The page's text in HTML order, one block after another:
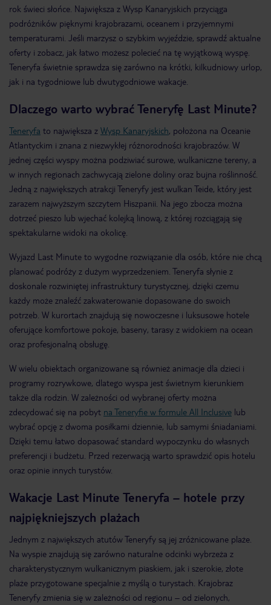
rok świeci słońce. Największa z Wysp Kanaryjskich przyciąga
podróżników pięknymi krajobrazami, oceanem i przyjemnymi
temperaturami. Jeśli marzysz o szybkim wyjeździe, sprawdź aktualne
oferty i zobacz, jak łatwo możesz polecieć na tę wyjątkową wyspę.
Teneryfa świetnie sprawdza się zarówno na krótki, kilkudniowy urlop,
jak i na tygodniowe lub dwutygodniowe wakacje.
Dlaczego warto wybrać Teneryfę Last Minute?
Teneryfa to największa z Wysp Kanaryjskich, położona na Oceanie
Atlantyckim i znana z niezwykłej różnorodności krajobrazów. W
jednej części wyspy można podziwiać surowe, wulkaniczne tereny, a
w innych regionach zachwycają zielone doliny oraz bujna roślinność.
Jedną z największych atrakcji Teneryfy jest wulkan Teide, który jest
zarazem najwyższym szczytem Hiszpanii. Na jego zbocza można
dotrzeć pieszo lub wjechać kolejką linową, z której rozciągają się
spektakularne widoki na okolicę.
Wyjazd Last Minute to wygodne rozwiązanie dla osób, które nie chcą
planować podróży z dużym wyprzedzeniem. Teneryfa słynie z
doskonale rozwiniętej infrastruktury turystycznej, dzięki czemu
każdy może znaleźć zakwaterowanie dopasowane do swoich
potrzeb. W kurortach znajdują się nowoczesne i luksusowe hotele
oferujące komfortowe pokoje, baseny, tarasy z widokiem na ocean
oraz profesjonalną obsługę.
W wielu obiektach organizowane są również animacje dla dzieci i
programy rozrywkowe, dlatego wyspa jest świetnym kierunkiem
także dla rodzin. W zależności od wybranej oferty można
zdecydować się na pobyt na Teneryfie w formule All Inclusive lub
wybrać opcję z dwoma posiłkami dziennie, lub samymi śniadaniami.
Dzięki temu łatwo dopasować standard wypoczynku do własnych
preferencji i budżetu. Przed rezerwacją warto sprawdzić opis hotelu
oraz opinie innych turystów.
Wakacje Last Minute Teneryfa – hotele przy
najpiękniejszych plażach
Jednym z największych atutów Teneryfy są jej zróżnicowane plaże.
Na wyspie znajdują się zarówno naturalne odcinki wybrzeża z
charakterystycznym wulkanicznym piaskiem, jak i szerokie, złote
plaże przygotowane specjalnie z myślą o turystach. Krajobraz
Teneryfy zmienia się w zależności od regionu – od zielonych,